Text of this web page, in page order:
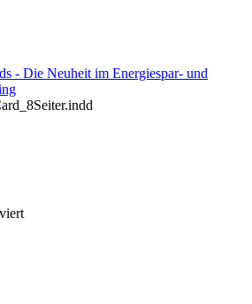
- Die Neuheit im Energiespar- und